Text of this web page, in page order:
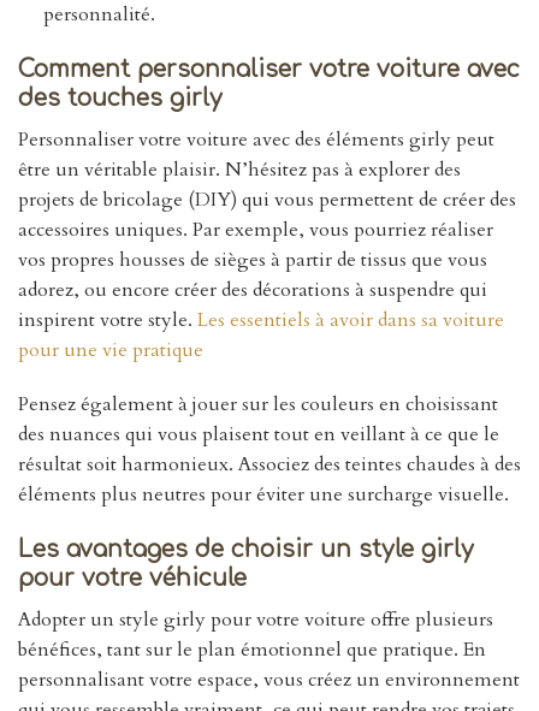
personnalité.
Comment personnaliser votre voiture avec
des touches girly
Personnaliser votre voiture avec des éléments girly peut
être un véritable plaisir. N’hésitez pas à explorer des
projets de bricolage (DIY) qui vous permettent de créer des
accessoires uniques. Par exemple, vous pourriez réaliser
vos propres housses de sièges à partir de tissus que vous
adorez, ou encore créer des décorations à suspendre qui
inspirent votre style. Les essentiels à avoir dans sa voiture
pour une vie pratique
Pensez également à jouer sur les couleurs en choisissant
des nuances qui vous plaisent tout en veillant à ce que le
résultat soit harmonieux. Associez des teintes chaudes à des
éléments plus neutres pour éviter une surcharge visuelle.
Les avantages de choisir un style girly
pour votre véhicule
Adopter un style girly pour votre voiture offre plusieurs
bénéfices, tant sur le plan émotionnel que pratique. En
personnalisant votre espace, vous créez un environnement